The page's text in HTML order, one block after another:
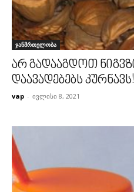
ჯანმრთელობა
არ გადააგდოთ
დაავადებებს კურნავს!
vap - ივლისი 8, 2021